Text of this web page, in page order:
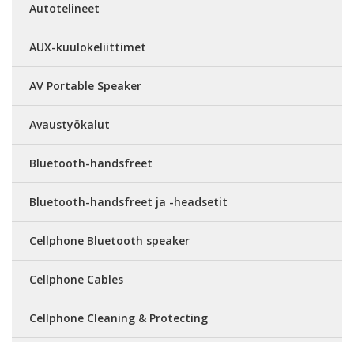
Autotelineet
AUX-kuulokeliittimet
AV Portable Speaker
Avaustyökalut
Bluetooth-handsfreet
Bluetooth-handsfreet ja -headsetit
Cellphone Bluetooth speaker
Cellphone Cables
Cellphone Cleaning & Protecting